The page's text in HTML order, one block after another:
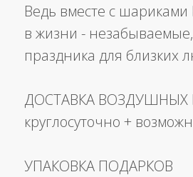
Ведь вместе с
в жизни -
праздника для близких
ДОСТАВКА
круглосуточно +
УПАКОВКА ПОДАРКОВ